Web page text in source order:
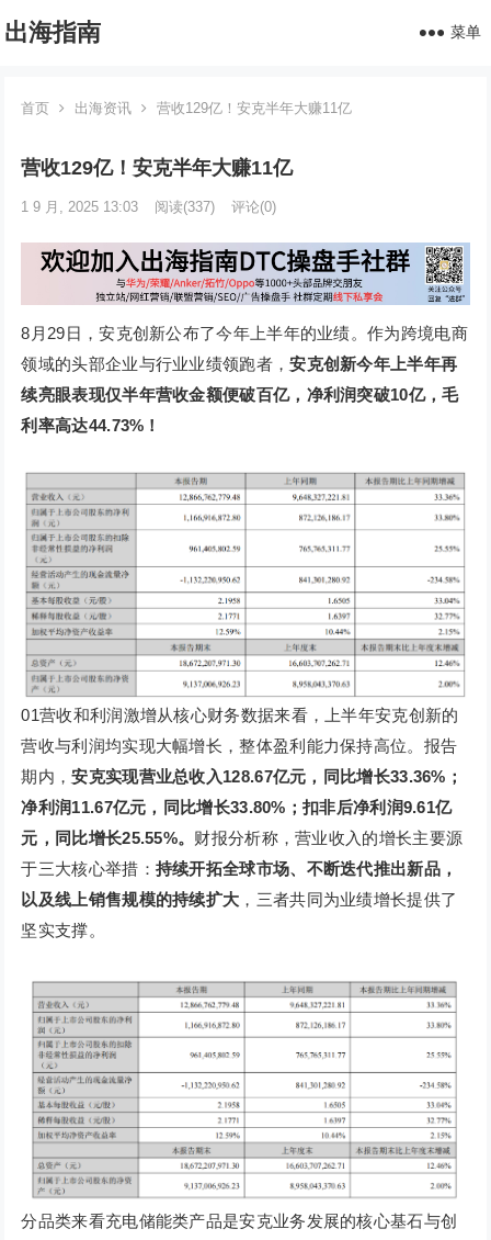
出海指南 菜单
首页 出海资讯 营收129亿！安克半年大赚11亿
营收129亿！安克半年大赚11亿
1 9 月, 2025 13:03 阅读(337) 评论(0)
8月29日，安克创新公布了今年上半年的业绩。作为跨境电商
领域的头部企业与行业业绩领跑者，安克创新今年上半年再
续亮眼表现仅半年营收金额便破百亿，净利润突破10亿，毛
利率高达44.73%！
01营收和利润激增从核心财务数据来看，上半年安克创新的
营收与利润均实现大幅增长，整体盈利能力保持高位。报告
期内，安克实现营业总收入128.67亿元，同比增长33.36%；
净利润11.67亿元，同比增长33.80%；扣非后净利润9.61亿
元，同比增长25.55%。 财报分析称，营业收入的增长主要源
于三大核心举措： 持续开拓全球市场、不断迭代推出新品，
以及线上销售规模的持续扩大 ，三者共同为业绩增长提供了
坚实支撑。
分品类来看充电储能类产品是安克业务发展的核心基石与创